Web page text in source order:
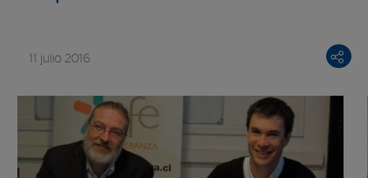
11 julio 2016